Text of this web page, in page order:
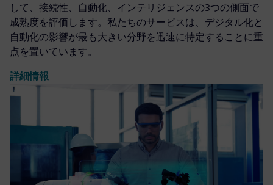
して、接続性、自動化、インテリジェンスの3つの側面で
成熟度を評価します。私たちのサービスは、デジタル化と
自動化の影響が最も大きい分野を迅速に特定することに重
点を置いています。
詳細情報